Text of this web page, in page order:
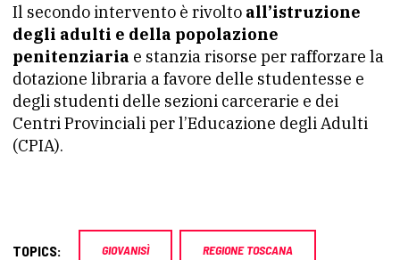
Il secondo intervento è rivolto all’istruzione
degli adulti e della popolazione
penitenziaria e stanzia risorse per rafforzare la
dotazione libraria a favore delle studentesse e
degli studenti delle sezioni carcerarie e dei
Centri Provinciali per l’Educazione degli Adulti
(CPIA).
TOPICS: GIOVANISÌ REGIONE TOSCANA